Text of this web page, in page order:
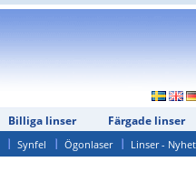
Billiga linser Färgade linser
Synfel Ögonlaser Linser -